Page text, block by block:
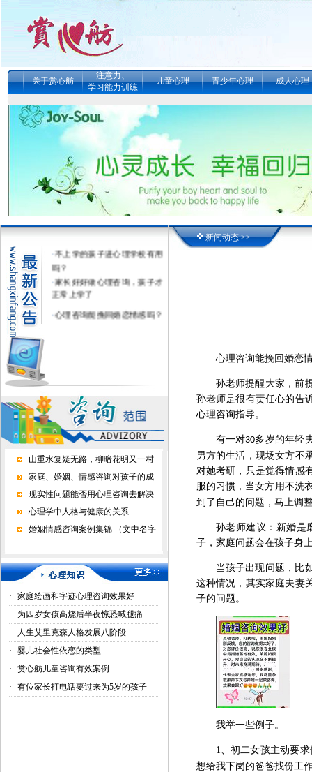
关于赏心舫
注意力、
学习能力训练
儿童心理 青少年心理 成人心理
·真的能改变孩子的学习动力
吗？--五天提升自我管理夏令
暑假提升自我管理夏令营（招
生简章） （感统、注意力、记
忆力、学习力、情
·女子的情绪.婚姻..债务.精神内
得到疗愈
吗？
家长好好做心理咨询，孩子才
正常上学了
山重水复疑无路，柳暗花明又一村
家庭、婚姻、情感咨询对孩子的成
现实性问题能否用心理咨询去解决
心理学中人格与健康的关系
婚姻情感咨询案例集锦 （文中名字
·
家庭绘画和字迹心理咨询效果好
·
为四岁女孩高烧后半夜惊恐喊腿痛
·
人生艾里克森人格发展八阶段
·
婴儿社会性依恋的类型
·
赏心舫儿童咨询有效案例
·
有位家长打电话要过来为5岁的孩子
新闻动态 >>
心理咨询能挽回婚恋
孙老师提醒大家，前
孙老师是很有责任心的告
心理咨询指导。
有一对30多岁的年轻
男方的生活，现场女方不
对她考研，只是觉得情感
服的习惯，当女方用不洗
到了自己的问题，马上调
孙老师建议：新婚是
子，家庭问题会在孩子身
当孩子出现问题，比
这种情况，其实家庭夫妻
子的问题。
我举一些例子。
1、 初二女孩主动要
想给我下岗的爸爸找份工